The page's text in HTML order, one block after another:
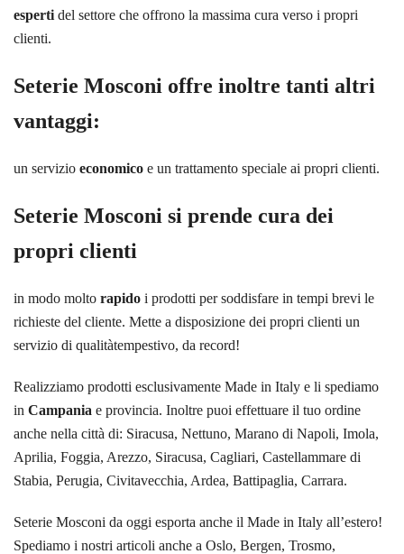
esperti del settore che offrono la massima cura verso i propri
clienti.
Seterie Mosconi offre inoltre tanti altri
vantaggi:
un servizio economico e un trattamento speciale ai propri clienti.
Seterie Mosconi si prende cura dei
propri clienti
in modo molto rapido i prodotti per soddisfare in tempi brevi le
richieste del cliente. Mette a disposizione dei propri clienti un
servizio di qualitàtempestivo, da record!
Realizziamo prodotti esclusivamente Made in Italy e li spediamo
in Campania e provincia. Inoltre puoi effettuare il tuo ordine
anche nella città di: Siracusa, Nettuno, Marano di Napoli, Imola,
Aprilia, Foggia, Arezzo, Siracusa, Cagliari, Castellammare di
Stabia, Perugia, Civitavecchia, Ardea, Battipaglia, Carrara.
Seterie Mosconi da oggi esporta anche il Made in Italy all’estero!
Spediamo i nostri articoli anche a Oslo, Bergen, Trosmo,